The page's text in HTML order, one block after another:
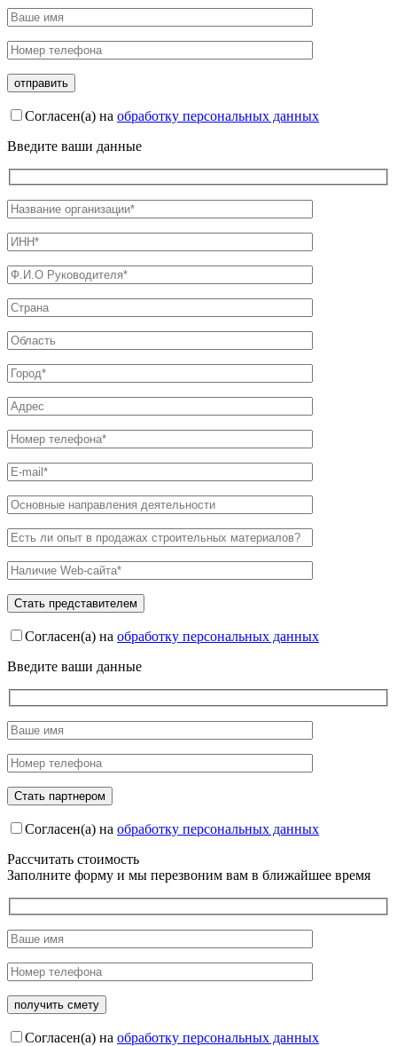
Согласен(а) на обработку персональных данных
Введите ваши данные
Согласен(а) на обработку персональных данных
Введите ваши данные
Согласен(а) на обработку персональных данных
Рассчитать стоимость
Заполните форму и мы перезвоним вам в ближайшее время
Согласен(а) на обработку персональных данных